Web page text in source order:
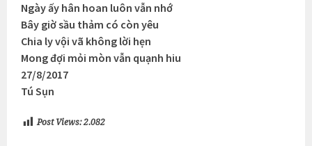
Ngày ấy hân hoan luôn vẫn nhớ
Bây giờ sầu thảm có còn yêu
Chia ly vội vã không lời hẹn
Mong đợi mỏi mòn vẫn quạnh hiu
27/8/2017
Tú Sụn
Post Views: 2.082